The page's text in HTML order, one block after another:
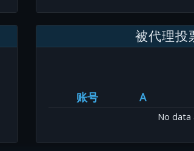
被代理投
账号
A
No data